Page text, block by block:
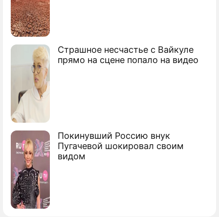
Страшное несчастье с Вайкуле
прямо на сцене попало на видео
Покинувший Россию внук
Пугачевой шокировал своим
видом